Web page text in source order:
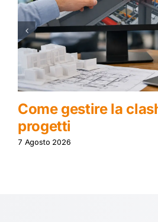
nei
Modellazione
progettare
5 Agosto 2026